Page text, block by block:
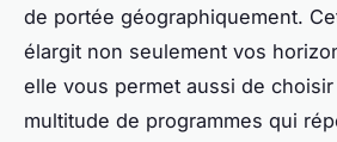
de portée géographiquement.
élargit non seulement vos
elle vous permet aussi de
multitude de programmes qui